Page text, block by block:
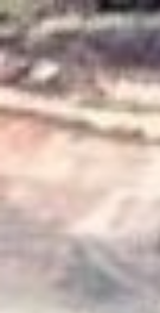
Skip
to